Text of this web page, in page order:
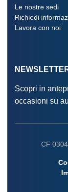
Le nostre sedi
Richiedi
Lavora con noi
Scopri in
occasioni su
CF